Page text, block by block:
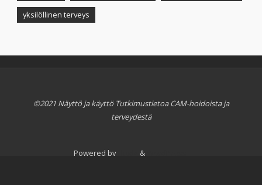
yksilöllinen terveys
©2021 Näyttö ja käyttö Tutkimustietoa CAM-hoidoista ja
terveydestä
Powered byFluida &